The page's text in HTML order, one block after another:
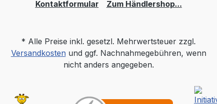
Kontaktformular
Zum Händlershop...
* Alle Preise inkl. gesetzl. Mehrwertsteuer zzgl.
Versandkostenund ggf. Nachnahmegebühren, wenn
nicht anders angegeben.